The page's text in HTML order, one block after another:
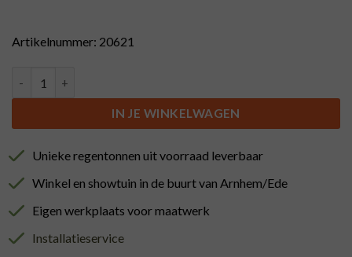
Artikelnummer: 20621
IN JE WINKELWAGEN
Unieke regentonnen uit voorraad leverbaar
Winkel en showtuin in de buurt van Arnhem/Ede
Eigen werkplaats voor maatwerk
Installatieservice